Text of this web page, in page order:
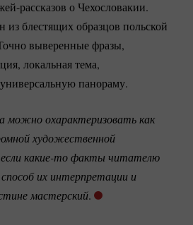
рассказов о Чехословакии.
блестящих образцов польской
выверенные фразы,
локальная тема,
панораму.
можно охарактеризовать как
художественной
какие-то факты читателю
их интерпретации и
мастерский.